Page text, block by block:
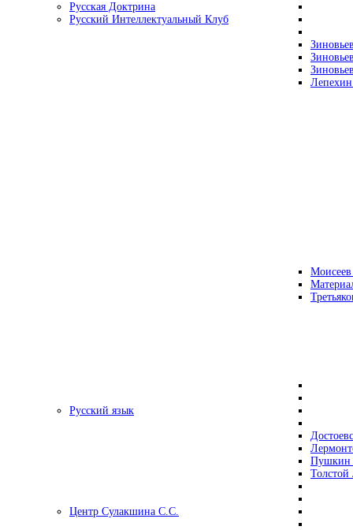
Русская Доктрина
Русский Интеллектуальный Клуб
Русский язык
Центр Сулакшина С.С.